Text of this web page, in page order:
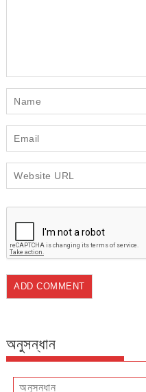
অনুসন্ধান